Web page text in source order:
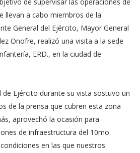
llevan a cabo miembros de la
General del Ejército, Mayor General
Onofre, realizó una visita a la sede
ERD., en la ciudad de
de Ejército durante su vista sostuvo un
de la prensa que cubren esta zona
aprovechó la ocasión para
de infraestructura del 10mo.
en las que nuestros